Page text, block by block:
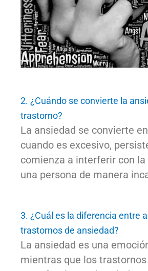
2. ¿Cuándo se convierte la
trastorno?
La ansiedad se convierte
cuando es excesivo,
comienza a interferir con la
una persona de manera
3. ¿Cuál es la diferencia entre
trastornos de ansiedad?
La ansiedad es una
mientras que los